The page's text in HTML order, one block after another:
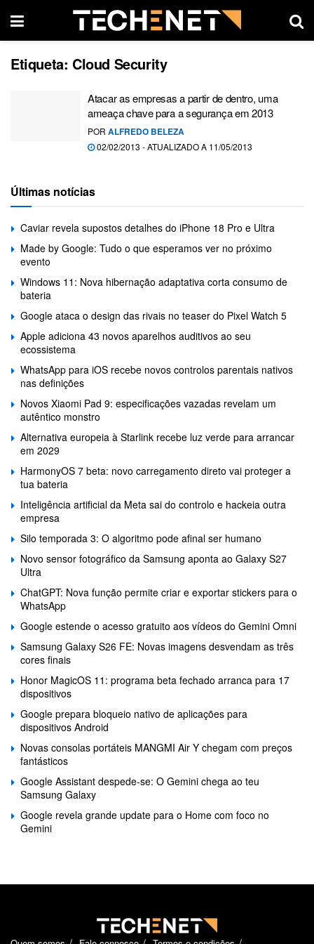
Etiqueta: Cloud Security
Atacar as empresas a partir de dentro, uma
ameaça chave para a segurança em 2013
POR ALFREDO BELEZA
02/02/2013 - ATUALIZADO A 11/05/2013
Últimas notícias
Caviar revela supostos detalhes do iPhone 18 Pro e Ultra
Made by Google: Tudo o que esperamos ver no próximo
evento
Windows 11: Nova hibernação adaptativa corta consumo de
bateria
Google ataca o design das rivais no teaser do Pixel Watch 5
Apple adiciona 43 novos aparelhos auditivos ao seu
ecossistema
WhatsApp para iOS recebe novos controlos parentais nativos
nas definições
Novos Xiaomi Pad 9: especificações vazadas revelam um
autêntico monstro
Alternativa europeia à Starlink recebe luz verde para arrancar
em 2029
HarmonyOS 7 beta: novo carregamento direto vai proteger a
tua bateria
Inteligência artificial da Meta sai do controlo e hackeia outra
empresa
Silo temporada 3: O algoritmo pode afinal ser humano
Novo sensor fotográfico da Samsung aponta ao Galaxy S27
Ultra
ChatGPT: Nova função permite criar e exportar stickers para o
WhatsApp
Google estende o acesso gratuito aos vídeos do Gemini Omni
Samsung Galaxy S26 FE: Novas imagens desvendam as três
cores finais
Honor MagicOS 11: programa beta fechado arranca para 17
dispositivos
Google prepara bloqueio nativo de aplicações para
dispositivos Android
Novas consolas portáteis MANGMI Air Y chegam com preços
fantásticos
Google Assistant despede-se: O Gemini chega ao teu
Samsung Galaxy
Google revela grande update para o Home com foco no
Gemini